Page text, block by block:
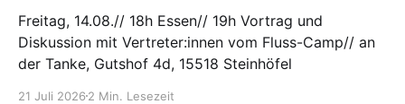
Freitag, 14.08.// 18h Essen// 19h Vortrag und
Diskussion mit Vertreter:innen vom Fluss-Camp// an
der Tanke, Gutshof 4d, 15518 Steinhöfel
21 Juli 2026 2 Min. Lesezeit